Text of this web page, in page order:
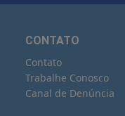
CONTATO
Contato
Trabalhe Conosco
Canal de Denúncia